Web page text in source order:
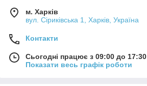
м. Харків
вул. Сіриківська 1, Харків, Україна
Контакти
Сьогодні працює з 09:00 до 17:30
Показати весь графік роботи